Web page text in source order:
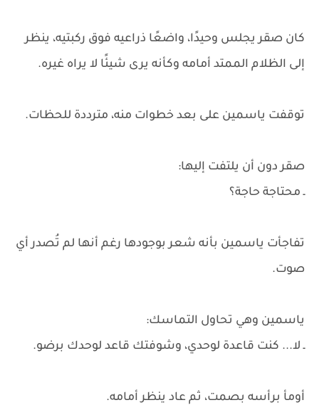
كان صقر يجلس وحيدًا، واضعًا ذراعيه فوق ركبتيه، ينظر
إلى الظلام الممتد أمامه وكأنه يرى شيئًا لا يراه غيره.
توقفت ياسمين على بعد خطوات منه، مترددة للحظات.
صقر دون أن يلتفت إليها:
ـ محتاجة حاجة؟
تفاجأت ياسمين بأنه شعر بوجودها رغم أنها لم تُصدر أي
صوت.
ياسمين وهي تحاول التماسك:
ـ لا... كنت قاعدة لوحدي، وشوفتك قاعد لوحدك برضو.
أومأ برأسه بصمت، ثم عاد ينظر أمامه.